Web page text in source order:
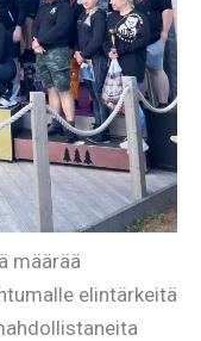
määrää
elintärkeitä